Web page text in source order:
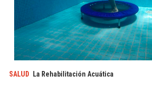
SALUD La Rehabilitación Acuática